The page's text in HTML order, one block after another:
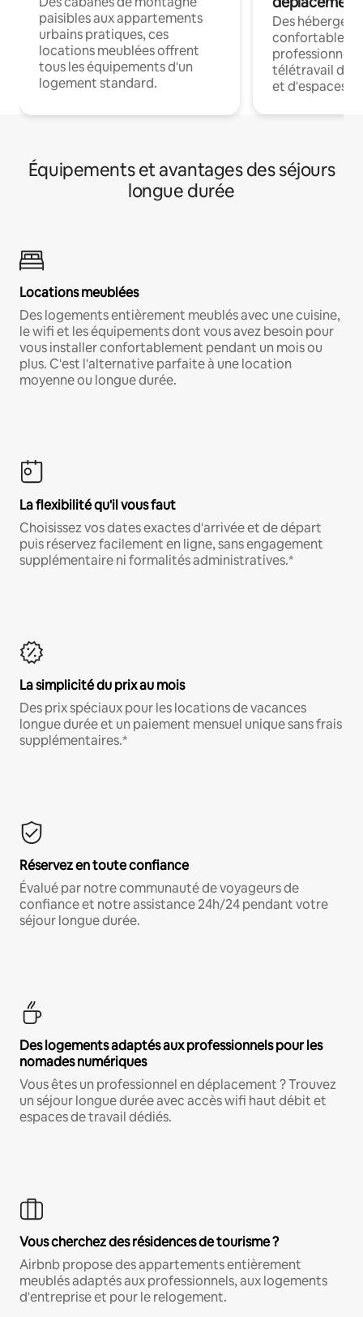
paisibles aux appartements
urbains pratiques, ces
locations meublées offrent
tous les équipements d'un
logement standard.
Des
confortables
professionnels
télétravail
et d'espaces
Équipements et avantages des séjours
longue durée
Locations meublées
Des logements entièrement meublés avec une cuisine,
le wifi et les équipements dont vous avez besoin pour
vous installer confortablement pendant un mois ou
plus. C'est l'alternative parfaite à une location
moyenne ou longue durée.
La flexibilité qu'il vous faut
Choisissez vos dates exactes d'arrivée et de départ
puis réservez facilement en ligne, sans engagement
supplémentaire ni formalités administratives.*
La simplicité du prix au mois
Des prix spéciaux pour les locations de vacances
longue durée et un paiement mensuel unique sans frais
supplémentaires.*
Réservez en toute confiance
Évalué par notre communauté de voyageurs de
confiance et notre assistance 24h/24 pendant votre
séjour longue durée.
Des logements adaptés aux professionnels pour les
nomades numériques
Vous êtes un professionnel en déplacement ? Trouvez
un séjour longue durée avec accès wifi haut débit et
espaces de travail dédiés.
Vous cherchez des résidences de tourisme ?
Airbnb propose des appartements entièrement
meublés adaptés aux professionnels, aux logements
d'entreprise et pour le relogement.